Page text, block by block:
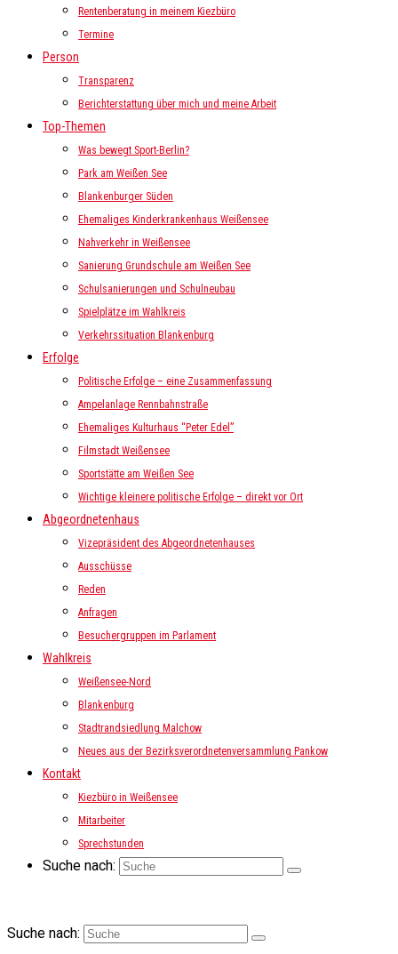
Rentenberatung in meinem Kiezbüro
Termine
Person
Transparenz
Berichterstattung über mich und meine Arbeit
Top-Themen
Was bewegt Sport-Berlin?
Park am Weißen See
Blankenburger Süden
Ehemaliges Kinderkrankenhaus Weißensee
Nahverkehr in Weißensee
Sanierung Grundschule am Weißen See
Schulsanierungen und Schulneubau
Spielplätze im Wahlkreis
Verkehrssituation Blankenburg
Erfolge
Politische Erfolge – eine Zusammenfassung
Ampelanlage Rennbahnstraße
Ehemaliges Kulturhaus “Peter Edel”
Filmstadt Weißensee
Sportstätte am Weißen See
Wichtige kleinere politische Erfolge – direkt vor Ort
Abgeordnetenhaus
Vizepräsident des Abgeordnetenhauses
Ausschüsse
Reden
Anfragen
Besuchergruppen im Parlament
Wahlkreis
Weißensee-Nord
Blankenburg
Stadtrandsiedlung Malchow
Neues aus der Bezirksverordnetenversammlung Pankow
Kontakt
Kiezbüro in Weißensee
Mitarbeiter
Sprechstunden
Suche nach:
Suche nach: